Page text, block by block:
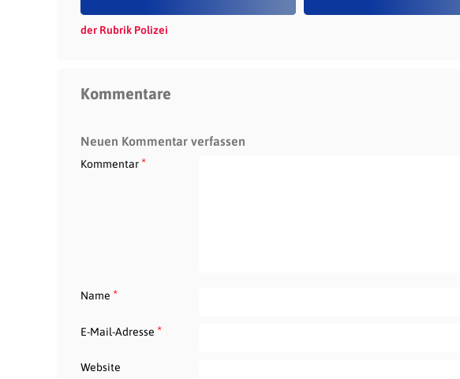
der Rubrik Polizei
Kommentare
Neuen Kommentar verfassen
Kommentar*
Name *
E-Mail-Adresse *
Website